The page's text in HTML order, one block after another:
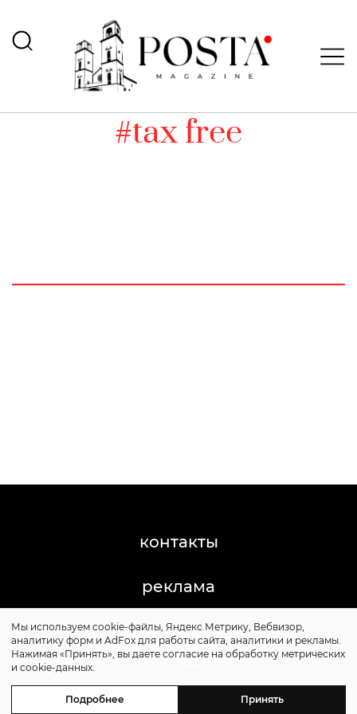
#tax free
контакты
реклама
©2011-2026 Posta-Magazine
Сайт может содержать контент, не предназначенный
для лиц младше 16 лет.
Политика обработки персональных данных
Мы используем cookie-файлы, Яндекс.Метрику, Вебвизор,
аналитику форм и AdFox для работы сайта, аналитики и рекламы.
Нажимая «Принять», вы даете согласие на обработку метрических
и cookie-данных.
Подробнее Принять